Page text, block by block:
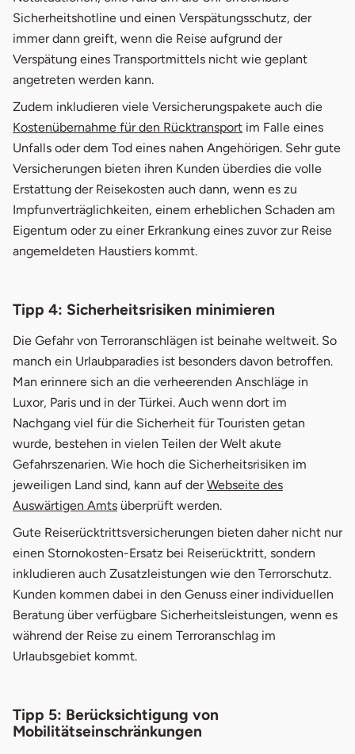
Sicherheitshotline und einen Verspätungsschutz, der
immer dann greift, wenn die Reise aufgrund der
Verspätung eines Transportmittels nicht wie geplant
angetreten werden kann.
Zudem inkludieren viele Versicherungspakete auch die
Kostenübernahme für den Rücktransport im Falle eines
Unfalls oder dem Tod eines nahen Angehörigen. Sehr gute
Versicherungen bieten ihren Kunden überdies die volle
Erstattung der Reisekosten auch dann, wenn es zu
Impfunverträglichkeiten, einem erheblichen Schaden am
Eigentum oder zu einer Erkrankung eines zuvor zur Reise
angemeldeten Haustiers kommt.
Tipp 4: Sicherheitsrisiken minimieren
Die Gefahr von Terroranschlägen ist beinahe weltweit. So
manch ein Urlaubparadies ist besonders davon betroffen.
Man erinnere sich an die verheerenden Anschläge in
Luxor, Paris und in der Türkei. Auch wenn dort im
Nachgang viel für die Sicherheit für Touristen getan
wurde, bestehen in vielen Teilen der Welt akute
Gefahrszenarien. Wie hoch die Sicherheitsrisiken im
jeweiligen Land sind, kann auf derWebseite des
Auswärtigen Amtsöffnet in neuem Fenster
überprüft werden.
Gute Reiserücktrittsversicherungen bieten daher nicht nur
einen Stornokosten-Ersatz bei Reiserücktritt, sondern
inkludieren auch Zusatzleistungen wie den Terrorschutz.
Kunden kommen dabei in den Genuss einer individuellen
Beratung über verfügbare Sicherheitsleistungen, wenn es
während der Reise zu einem Terroranschlag im
Urlaubsgebiet kommt.
Tipp 5: Berücksichtigung von
Mobilitätseinschränkungen